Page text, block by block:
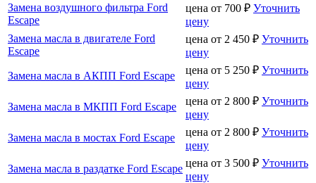
Замена воздушного фильтра Ford
Escape
цена от 700 ₽ Уточнить
цену
Замена масла в двигателе Ford
Escape
цена от 2 450 ₽ Уточнить
цену
Замена масла в АКПП Ford Escape
цена от 5 250 ₽ Уточнить
цену
Замена масла в МКПП Ford Escape
цена от 2 800 ₽ Уточнить
цену
Замена масла в мостах Ford Escape
цена от 2 800 ₽ Уточнить
цену
Замена масла в раздатке Ford Escape цена от 3 500 ₽ Уточнить
цену